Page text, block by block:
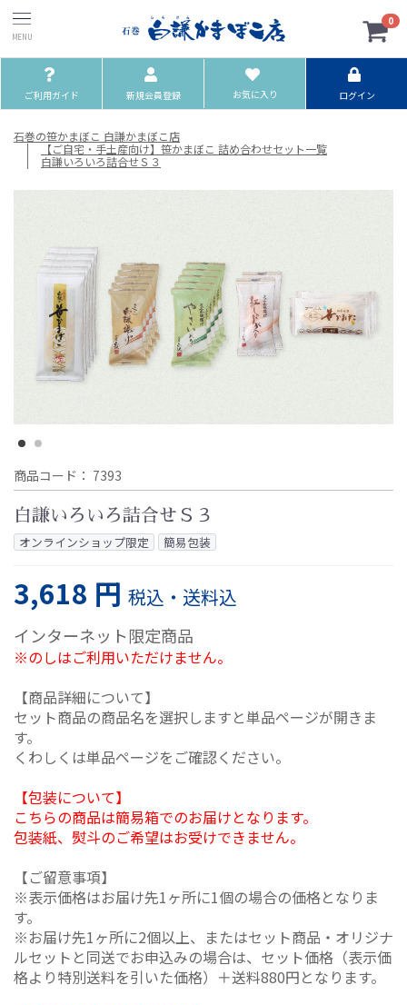
ご利用ガイド 新規会員登録 お気に入り ログイン
0
石巻の笹かまぼこ 白謙かまぼこ店
【ご自宅・手土産向け】笹かまぼこ 詰め合わせセット一覧
白謙いろいろ詰合せＳ３
商品コード： 7393
白謙いろいろ詰合せＳ３
オンラインショップ限定 簡易包装
3,618 円 税込・送料込
インターネット限定商品
※のしはご利用いただけません。
【商品詳細について】
セット商品の商品名を選択しますと単品ページが開きま
す。
くわしくは単品ページをご確認ください。
【包装について】
こちらの商品は簡易箱でのお届けとなります。
包装紙、熨斗のご希望はお受けできません。
【ご留意事項】
※表示価格はお届け先1ヶ所に1個の場合の価格となりま
す。
※お届け先1ヶ所に2個以上、またはセット商品・オリジナ
ルセットと同送でお申込みの場合は、セット価格（表示価
格より特別送料を引いた価格）＋送料880円となります。